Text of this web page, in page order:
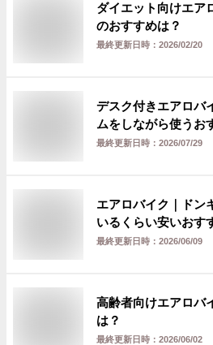
ダイエット向けエア
のおすすめは？
最終更新日時： 2026/02/20
デスク付きエアロバ
ムをしながら使うお
最終更新日時： 2026/07/29
エアロバイク｜ドン
いるくらい安いおす
最終更新日時： 2026/06/09
高齢者向けエアロバ
は？
最終更新日時： 2026/06/02